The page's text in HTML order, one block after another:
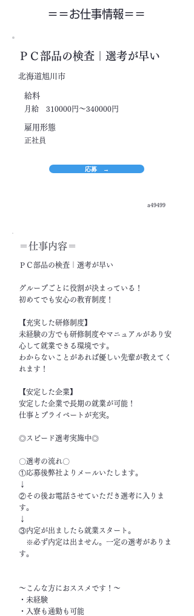
＝＝​お仕事情報＝＝
ＰＣ部品の検査｜選考が早い
北海道旭川市
​給料
月給 310000円～340000円
​雇用形態
正社員
応募 →
a49499
＝​仕事内容＝
ＰＣ部品の検査｜選考が早い
グループごとに役割が決まっている！
初めてでも安心の教育制度！
【充実した研修制度】
未経験の方でも研修制度やマニュアルがあり安
心して就業できる環境です。
わからないことがあれば優しい先輩が教えてく
れます！
【安定した企業】
安定した企業で長期の就業が可能！
仕事とプライベートが充実。
◎スピード選考実施中◎
〇選考の流れ〇
①応募後弊社よりメールいたします。
↓
②その後お電話させていただき選考に入りま
す。
↓
③内定が出ましたら就業スタート。
※必ず内定は出ません。一定の選考がありま
す。
～こんな方におススメです！～
・未経験
・入寮も通勤も可能